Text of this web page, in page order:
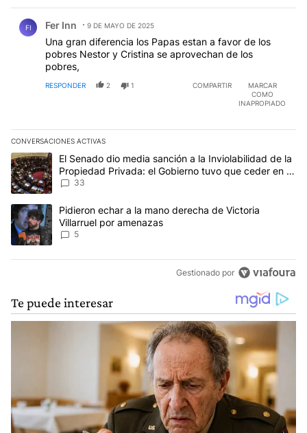
FI Fer Inn 9 DE MAYO DE 2025
Una gran diferencia los Papas estan a favor de los
pobres Nestor y Cristina se aprovechan de los
pobres,
RESPONDER 2 1 COMPARTIR
MARCAR
COMO
INAPROPIADO
CONVERSACIONES ACTIVAS
Este listado muestra los artículos con más comentarios en los
Un artículo de tendencia con el título "El Senado dio media
El Senado dio media sanción a la Inviolabilidad de la
Propiedad Privada: el Gobierno tuvo que ceder en la
Ley del Manejo del Fuego
33
Un artículo de tendencia con el título "Pidieron echar a la mano
Pidieron echar a la mano derecha de Victoria
Villarruel por amenazas
5
Gestionado por